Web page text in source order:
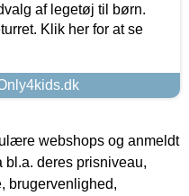
af legetøj til børn.
Klik her for at se
webshops og anmeldt
bl.a. deres prisniveau,
brugervenlighed,